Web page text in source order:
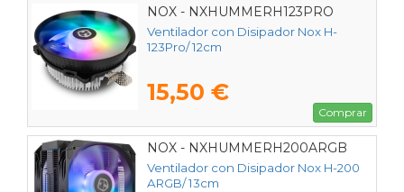
NOX - NXHUMMERH123PRO
Ventilador con Disipador Nox H-
123Pro/ 12cm
15,50 €
Comprar
NOX - NXHUMMERH200ARGB
Ventilador con Disipador Nox H-200
ARGB/ 13cm